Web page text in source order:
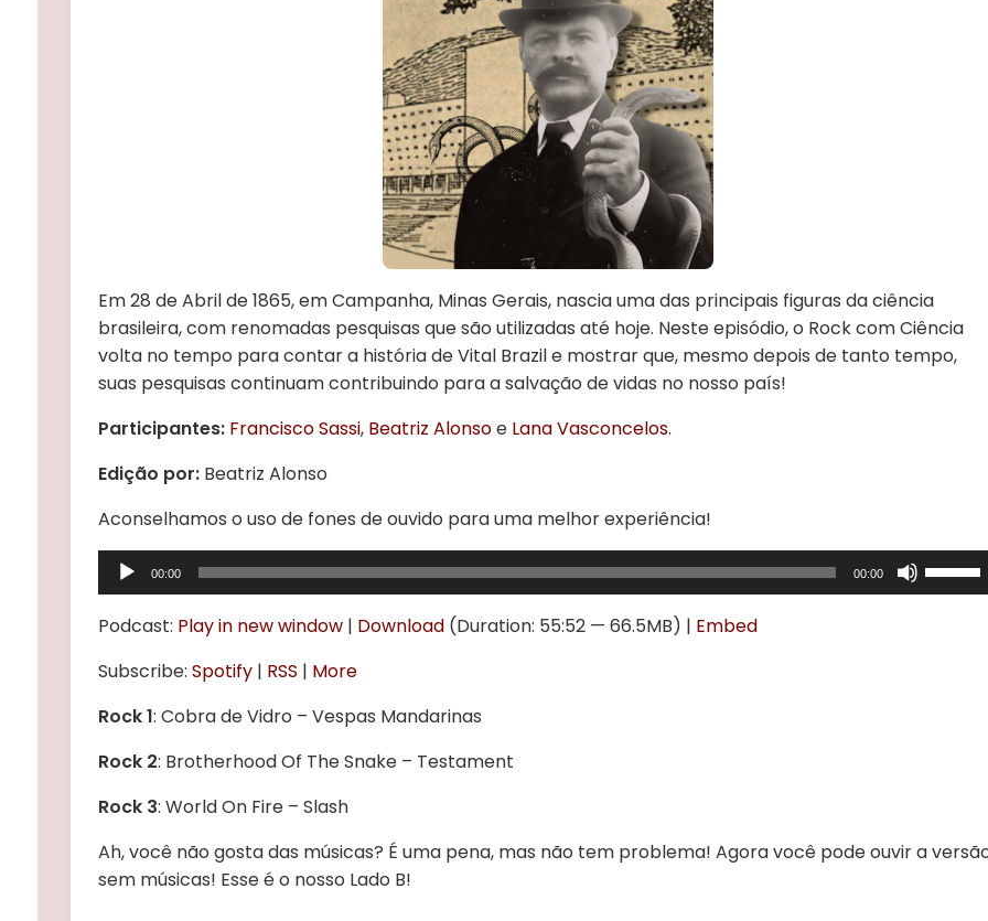
Em 28 de Abril de 1865, em Campanha, Minas Gerais, nascia uma das principais figuras da ciência
brasileira, com renomadas pesquisas que são utilizadas até hoje. Neste episódio, o Rock com Ciência
volta no tempo para contar a história de Vital Brazil e mostrar que, mesmo depois de tanto tempo,
suas pesquisas continuam contribuindo para a salvação de vidas no nosso país!
Participantes: Francisco Sassi, Beatriz Alonsoe Lana Vasconcelos.
Edição por:Beatriz Alonso
Aconselhamos o uso de fones de ouvido para uma melhor experiência!
Tocador
de
áudio
00:00 00:00
as
Podcast: Play in new window| Download(Duration: 55:52 — 66.5MB) | Embed
Subscribe: Spotify| RSS | More
Rock 1: Cobra de Vidro – Vespas Mandarinas
Rock 2: Brotherhood Of The Snake – Testament
Rock 3: World On Fire – Slash
Ah, você não gosta das músicas? É uma pena, mas não tem problema! Agora você pode ouvir a
sem músicas! Esse é o nosso Lado B!